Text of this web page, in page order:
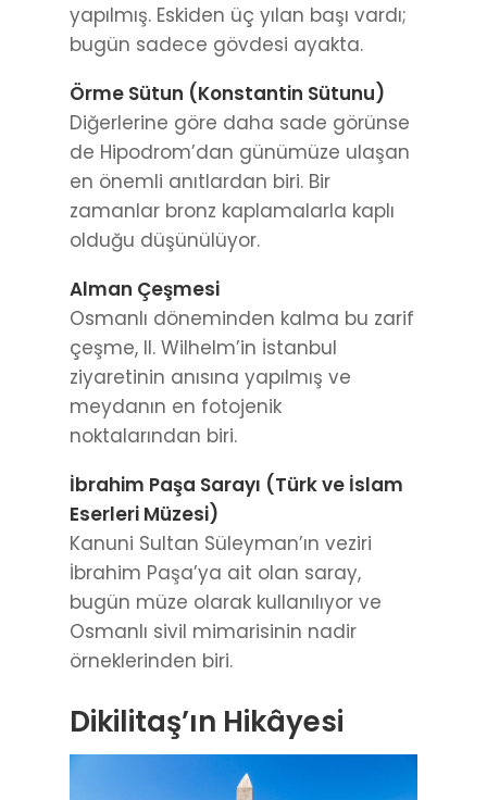
yapılmış. Eskiden üç yılan başı vardı;
bugün sadece gövdesi ayakta.
Örme Sütun (Konstantin Sütunu)
Diğerlerine göre daha sade görünse
de Hipodrom’dan günümüze ulaşan
en önemli anıtlardan biri. Bir
zamanlar bronz kaplamalarla kaplı
olduğu düşünülüyor.
Alman Çeşmesi
Osmanlı döneminden kalma bu zarif
çeşme, II. Wilhelm’in İstanbul
ziyaretinin anısına yapılmış ve
meydanın en fotojenik
noktalarından biri.
İbrahim Paşa Sarayı (Türk ve İslam
Eserleri Müzesi)
Kanuni Sultan Süleyman’ın veziri
İbrahim Paşa’ya ait olan saray,
bugün müze olarak kullanılıyor ve
Osmanlı sivil mimarisinin nadir
örneklerinden biri.
Dikilitaş’ın Hikâyesi